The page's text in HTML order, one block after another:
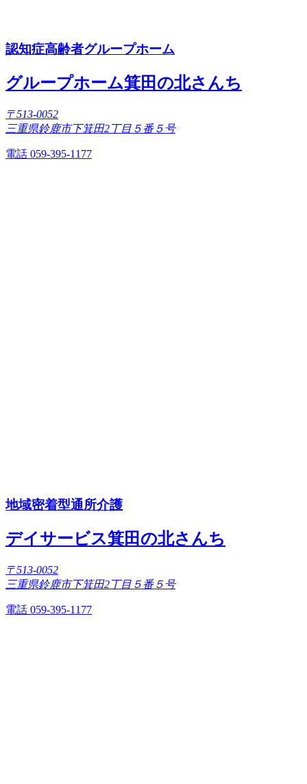
認知症高齢者グループホーム
グループホーム箕田の北さんち
〒513-0052
三重県鈴鹿市下箕田2丁目５番５号
電話 059-395-1177
地域密着型通所介護
デイサービス箕田の北さんち
〒513-0052
三重県鈴鹿市下箕田2丁目５番５号
電話 059-395-1177